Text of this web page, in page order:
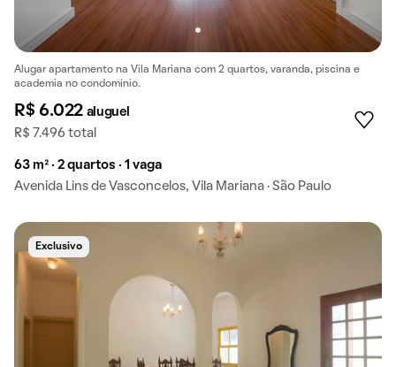
Alugar apartamento na Vila Mariana com 2 quartos, varanda, piscina e
academia no condomínio.
R$ 6.022 aluguel
R$ 7.496 total
63 m² · 2 quartos · 1 vaga
Avenida Lins de Vasconcelos, Vila Mariana · São Paulo
Exclusivo